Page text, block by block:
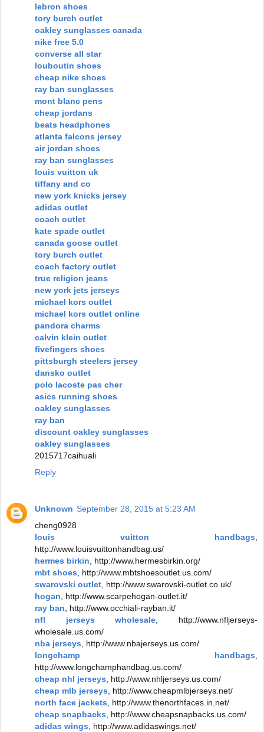
lebron shoes
tory burch outlet
oakley sunglasses canada
nike free 5.0
converse all star
louboutin shoes
cheap nike shoes
ray ban sunglasses
mont blanc pens
cheap jordans
beats headphones
atlanta falcons jersey
air jordan shoes
ray ban sunglasses
louis vuitton uk
tiffany and co
new york knicks jersey
adidas outlet
coach outlet
kate spade outlet
canada goose outlet
tory burch outlet
coach factory outlet
true religion jeans
new york jets jerseys
michael kors outlet
michael kors outlet online
pandora charms
calvin klein outlet
fivefingers shoes
pittsburgh steelers jersey
dansko outlet
polo lacoste pas cher
asics running shoes
oakley sunglasses
ray ban
discount oakley sunglasses
oakley sunglasses
2015717caihuali
Reply
Unknown September 28, 2015 at 5:23 AM
cheng0928
louis vuitton handbags
http://www.louisvuittonhandbag.us/
hermes birkin , http://www.hermesbirkin.org/
mbt shoes , http://www.mbtshoesoutlet.us.com/
swarovski outlet , http://www.swarovski-outlet.co.uk/
hogan , http://www.scarpehogan-outlet.it/
ray ban , http://www.occhiali-rayban.it/
nfl jerseys wholesale , http://www.nfljerseys-
wholesale.us.com/
nba jerseys , http://www.nbajerseys.us.com/
longchamp handbags
http://www.longchamphandbag.us.com/
cheap nhl jerseys , http://www.nhljerseys.us.com/
cheap mlb jerseys , http://www.cheapmlbjerseys.net/
north face jackets , http://www.thenorthfaces.in.net/
cheap snapbacks , http://www.cheapsnapbacks.us.com/
adidas wings , http://www.adidaswings.net/